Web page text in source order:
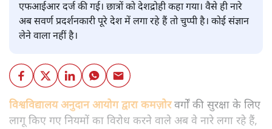
एफआईआर दर्ज की गई। छात्रों को देशद्रोही कहा गया। वैसे ही नारे
अब सवर्ण प्रदर्शनकारी पूरे देश में लगा रहे हैं तो चुप्पी है। कोई संज्ञान
लेने वाला नहीं है।
विश्वविद्यालय अनुदान आयोग द्वारा कमज़ोरवर्गों की सुरक्षा के लिए
लागू किए गए नियमों का विरोध करने वाले अब वे नारे लगा रहे हैं,